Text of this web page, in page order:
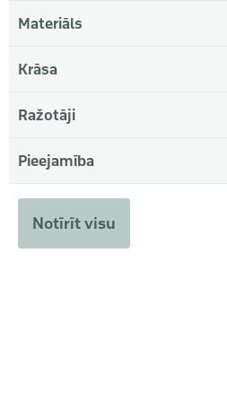
Materiāls
Krāsa
Ražotāji
Pieejamība
Notīrīt visu